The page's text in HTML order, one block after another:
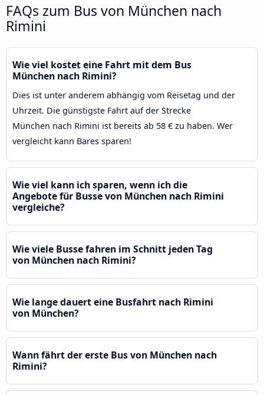
FAQs zum Bus von München nach
Rimini
Wie viel kostet eine Fahrt mit dem Bus
München nach Rimini?
Dies ist unter anderem abhängig vom Reisetag und der
Uhrzeit. Die günstigste Fahrt auf der Strecke
München nach Rimini ist bereits ab 58 € zu haben. Wer
vergleicht kann Bares sparen!
Wie viel kann ich sparen, wenn ich die
Angebote für Busse von München nach Rimini
vergleiche?
Wie viele Busse fahren im Schnitt jeden Tag
von München nach Rimini?
Wie lange dauert eine Busfahrt nach Rimini
von München?
Wann fährt der erste Bus von München nach
Rimini?